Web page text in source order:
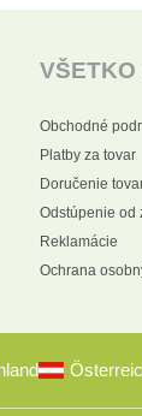
VŠETKO
Obchodné
Platby za tovar
Doručenie
Odstúpenie od
Reklamácie
Ochrana